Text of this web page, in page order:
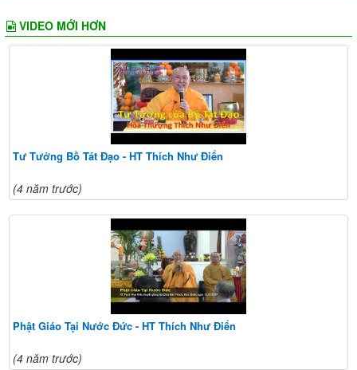
VIDEO MỚI HƠN
Tư Tưởng Bồ Tát Đạo - HT Thích Như Điển
(4 năm trước)
Phật Giáo Tại Nước Đức - HT Thích Như Điển
(4 năm trước)